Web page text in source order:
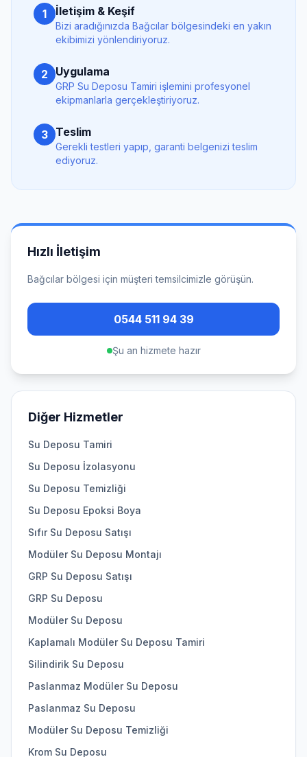
1 İletişim & Keşif
Bizi aradığınızda Bağcılar bölgesindeki en yakın
ekibimizi yönlendiriyoruz.
2 Uygulama
GRP Su Deposu Tamiri işlemini profesyonel
ekipmanlarla gerçekleştiriyoruz.
3 Teslim
Gerekli testleri yapıp, garanti belgenizi teslim
ediyoruz.
Hızlı İletişim
Bağcılar bölgesi için müşteri temsilcimizle görüşün.
0544 511 94 39
Şu an hizmete hazır
Diğer Hizmetler
Su Deposu Tamiri
Su Deposu İzolasyonu
Su Deposu Temizliği
Su Deposu Epoksi Boya
Sıfır Su Deposu Satışı
Modüler Su Deposu Montajı
GRP Su Deposu Satışı
GRP Su Deposu
Modüler Su Deposu
Kaplamalı Modüler Su Deposu Tamiri
Silindirik Su Deposu
Paslanmaz Modüler Su Deposu
Paslanmaz Su Deposu
Modüler Su Deposu Temizliği
Krom Su Deposu